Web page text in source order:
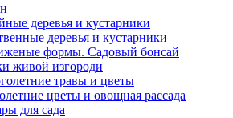
деревья и кустарники
деревья и кустарники
формы. Садовый бонсай
живой изгороди
травы и цветы
цветы и овощная рассада
для сада